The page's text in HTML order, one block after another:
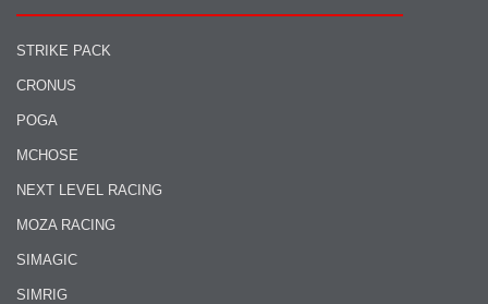
STRIKE PACK
CRONUS
POGA
MCHOSE
NEXT LEVEL RACING
MOZA RACING
SIMAGIC
SIMRIG